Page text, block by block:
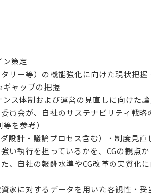
策定
リー等）の機能強化に向けた現状把握
ャップの把握
ス体制および運営の見直しに向けた
員会が、自社のサステナビリティ戦略
を参考）
設計・議論プロセス含む）・制度見直
い執行を担っているかを、CGの観点
、自社の報酬水準やCG改革の実質化
家に対するデータを用いた客観性・妥